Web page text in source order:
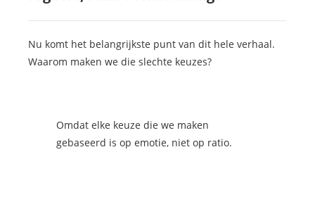
Nu komt het belangrijkste punt van dit hele verhaal.
Waarom maken we die slechte keuzes?
Omdat elke keuze die we maken
gebaseerd is op emotie, niet op ratio.